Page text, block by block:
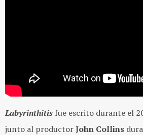
Labyrinthitis fue escrito durante el
junto al productorJohn Collins